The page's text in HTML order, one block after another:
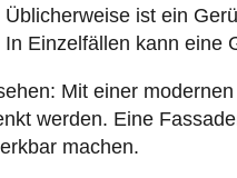
Üblicherweise ist ein
In Einzelfällen kann eine
Mit einer
werden. Eine
machen.